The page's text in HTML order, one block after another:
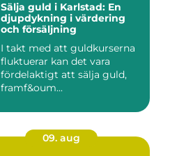
Sälja guld i Karlstad: En
djupdykning i värdering
och försäljning
I takt med att guldkurserna
fluktuerar kan det vara
fördelaktigt att sälja guld,
framf&oum...
09. aug